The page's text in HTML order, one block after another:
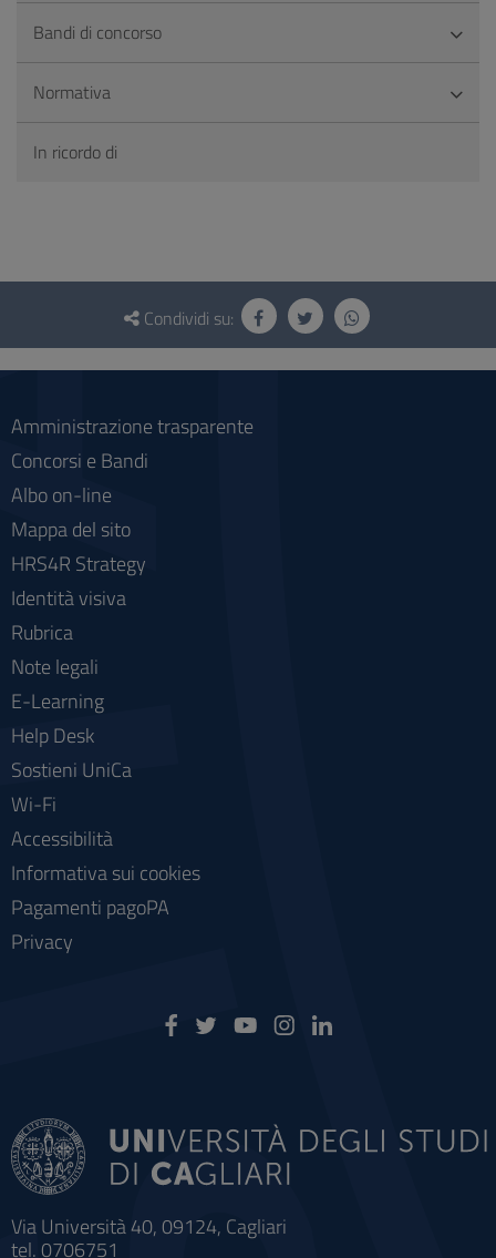
Bandi di concorso
Normativa
In ricordo di
Questionario
social
Condividi su:
Via Università 40, 09124, Cagliari
tel. 0706751
Amministrazione trasparente
Concorsi e Bandi
Albo on-line
Mappa del sito
HRS4R Strategy
Identità visiva
Rubrica
Note legali
E-Learning
Help Desk
Sostieni UniCa
Wi-Fi
Accessibilità
Informativa sui cookies
Pagamenti pagoPA
Privacy